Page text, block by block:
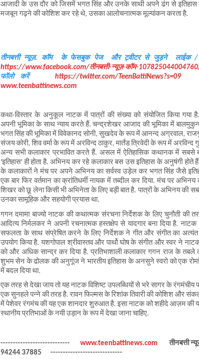
आजादी के उस दौर को जिसमें भगत सिंह और उनके साथी अपने ढंग से इतिहास
मजबून गढ़ने की कोशिश कर रहे थे, उसका आलोचनात्मक मूल्यांकन करता है.
https://www.facebook.com/तीनबत्ती-न्यूज़-कॉम-
फॉलो करें https://twitter.com/TeenBattiNews?s=09
www.teenbattinews.com
कथा-विस्तार के अनुकूल नाटक में पात्रों की संख्या को संयोजित किया गया
अपनी भूमिका के साथ न्याय करते हैं. चन्द्रशेखर आजाद की भूमिका में
भगत सिंह की भूमिका में विवेकानद सोनी, सुखदेव के रूप में आनन्द अग्रवाल,
संजय कोरी, शिव वर्मा के रूप में अरविन्द ठाकुर, मार्तंड त्रिवेदी के रूप में
अन्य सभी कलाकार प्रभावित करते हैं. असल में ऐतिहासिक कथानक में सबसे
'इतिहास' ही होता है. अभिनय कर रहे कलाकार बस उस इतिहास के अनुषंगी होते
के कलाकारों ने मंच पर अपने अभिनय का सर्वस्व उड़ेल कर भगत सिंह जैसे
एक बार फिर वर्तमान का क्रांतिधर्मी नायक में तब्दील कर दिया. मंच पर अभिनय
शिखर को छू लेना किसी भी अभिनेता के लिए बड़ी बात है. पात्रों के अभिनय की
उनका सामूहिक और सहयोगी प्रयास था.
गगन दमामा बाज्यो नाटक की कथात्मक संरचना निर्देशक के लिए चुनौती की
आदित्य निर्मलकर ने अपनी रचनात्मक हस्तक्षेप से यादगार बना दिया है.
सफलता के साथ संप्रेषित करने के लिए निर्देशक ने गीत और संगीत का
उपयोग किया है. यशगोपाल श्रीवास्तव और पार्थो घोष के संगीत और स्वर ने
को और अधिक सान्द्र कर दिया है. प्रतिभाशाली कलाकार गगन राज के तबले
शुभम सेन के ढोलक की अनुगूंज ने भारतीय इतिहास के अनसुने स्वरो को एक
में बदल दिया था.
एक तरह से देखा जाय तो यह नाटक विशिष्ट उपलब्धियों से भरे सागर के रंगमंचीय
एक सुनहले पन्ने की तरह है. रावन फिल्मस के रिशांक तिवारी की कोशिश और
में पेशेवर रंगमंच की यह एक शानदार शुरुआत है. इसा नाटक को शहीदे आज़म की
स्थानीय प्रतिभाओं के नयी उड़ान के रूप में देखा जाना चाहिए.
---------------------------- www.teenbattinews.com
तीनबत्ती
94244 37885      -----------------------------